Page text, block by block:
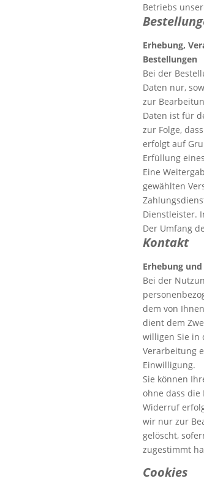
Betriebs
Erhebung,
Bestellungen
Bei der
Daten nur,
zur
Daten ist für
zur Folge,
erfolgt auf
Erfüllung
Eine
gewählten
Dienstleister.
Der Umfang
Kontakt
Erhebung
Bei der
dem von
dient dem
willigen Sie in
Verarbeitung
Einwilligung.
Sie können
ohne dass
Widerruf
wir nur zur
gelöscht,
zugestimmt
Cookies